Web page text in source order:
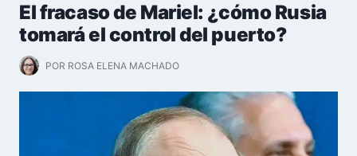
El fracaso de Mariel: ¿cómo Rusia
tomará el control del puerto?
POR ROSA ELENA MACHADO